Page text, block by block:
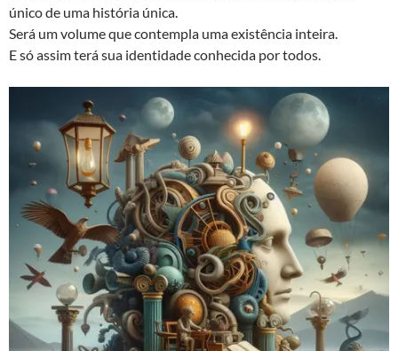
único de uma história única.
Será um volume que contempla uma existência inteira.
E só assim terá sua identidade conhecida por todos.